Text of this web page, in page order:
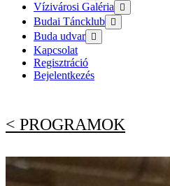
Vízivárosi Galéria
Budai Táncklub
Buda udvar
Kapcsolat
Regisztráció
Bejelentkezés
< PROGRAMOK